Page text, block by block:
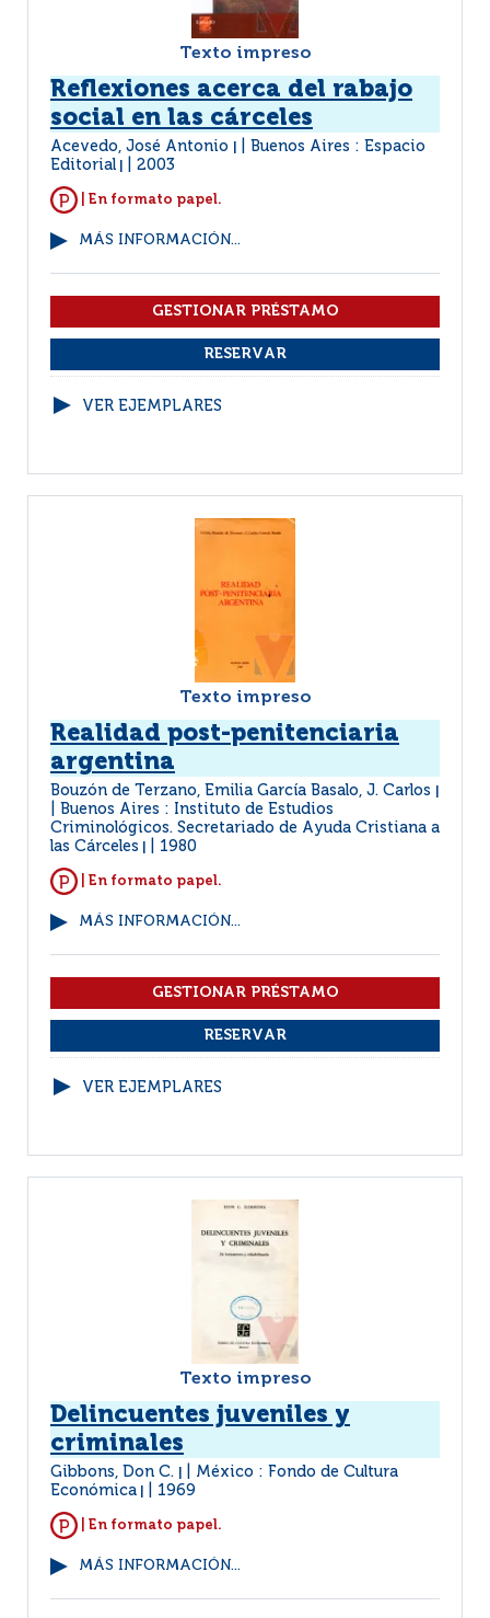
Texto impreso
Reflexiones acerca del rabajo
social en las cárceles
Acevedo, José Antonio
Buenos Aires : Espacio
Editorial
2003
| En formato papel.
MÁS INFORMACIÓN...
VER EJEMPLARES
Texto impreso
Realidad post-penitenciaria
argentina
Bouzón de Terzano, Emilia García Basalo, J. Carlos
Buenos Aires : Instituto de Estudios
Criminológicos. Secretariado de Ayuda Cristiana a
las Cárceles
1980
| En formato papel.
MÁS INFORMACIÓN...
VER EJEMPLARES
Texto impreso
Delincuentes juveniles y
criminales
Gibbons, Don C.
México : Fondo de Cultura
Económica
1969
| En formato papel.
MÁS INFORMACIÓN...